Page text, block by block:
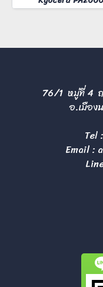
76/1 หมู่ที่ 4 ถ
อ.เมือง
Tel :
Email :